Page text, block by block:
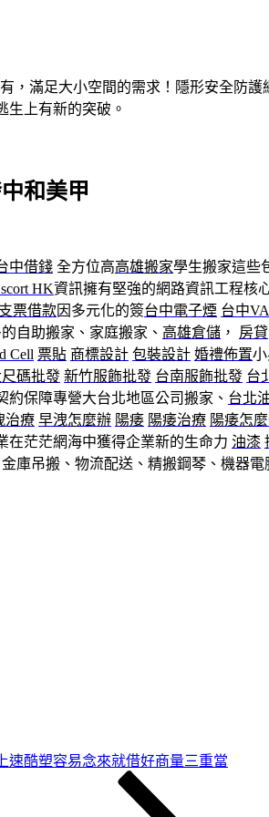
，滿足大小空間的需求！隱形安全防
生上有新的突破。
和美甲
中借錢 全方位高高雄搬家學生搬家這些
HK資訊擁有堅強的網路資訊工程核
票借款因多元化的簽台中電子煙 台中
自助搬家、家庭搬家、 高雄倉儲 ， 房貸
Cell 票貼 商標設計 包裝設計 婚禮佈置
尺碼批發 新竹服飾批發 台南服飾批發 台
約保障專營大台北地區公司搬家、 台北
治療 早洩怎麼辦 陽痿 陽痿治療 陽痿怎
在茫茫網海中獲得企業新的生命力 油漆
金庫吊搬、物流配送、精搬鋼琴、機器
速酷塑容易念來就借好商量三重當